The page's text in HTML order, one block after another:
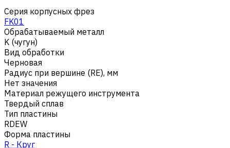
Серия корпусных фрез
FK01
Обрабатываемый металл
K (чугун)
Вид обработки
Черновая
Радиус при вершине (RE), мм
Нет значения
Материал режущего инструмента
Твердый сплав
Тип пластины
RDEW
Форма пластины
R - Круг